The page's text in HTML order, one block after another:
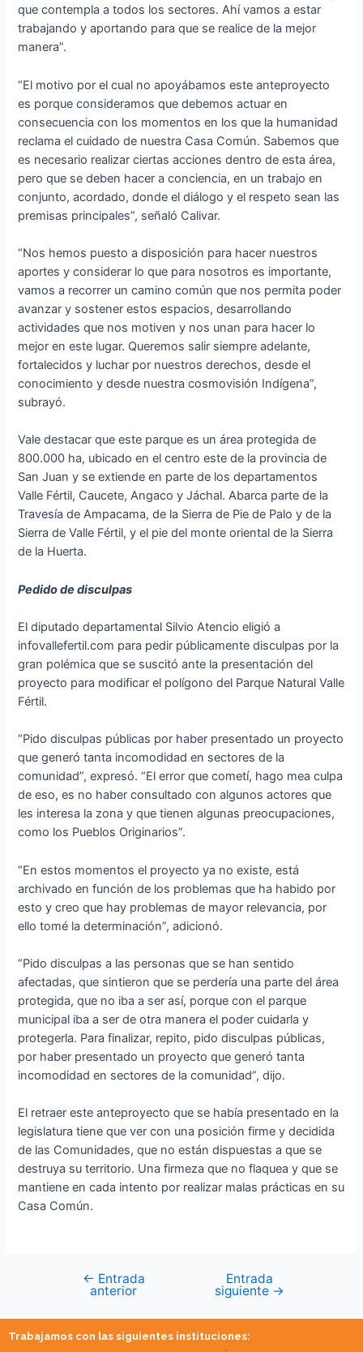
que contempla a todos los sectores. Ahí vamos a estar
trabajando y aportando para que se realice de la mejor
manera”.
“El motivo por el cual no apoyábamos este anteproyecto
es porque consideramos que debemos actuar en
consecuencia con los momentos en los que la humanidad
reclama el cuidado de nuestra Casa Común. Sabemos que
es necesario realizar ciertas acciones dentro de esta área,
pero que se deben hacer a conciencia, en un trabajo en
conjunto, acordado, donde el diálogo y el respeto sean las
premisas principales”, señaló Calivar.
“Nos hemos puesto a disposición para hacer nuestros
aportes y considerar lo que para nosotros es importante,
vamos a recorrer un camino común que nos permita poder
avanzar y sostener estos espacios, desarrollando
actividades que nos motiven y nos unan para hacer lo
mejor en este lugar. Queremos salir siempre adelante,
fortalecidos y luchar por nuestros derechos, desde el
conocimiento y desde nuestra cosmovisión Indígena”,
subrayó.
Vale destacar que este parque es un área protegida de
800.000 ha, ubicado en el centro este de la provincia de
San Juan y se extiende en parte de los departamentos
Valle Fértil, Caucete, Angaco y Jáchal. Abarca parte de la
Travesía de Ampacama, de la Sierra de Pie de Palo y de la
Sierra de Valle Fértil, y el pie del monte oriental de la Sierra
de la Huerta.
Pedido de disculpas
El diputado departamental Silvio Atencio eligió a
infovallefertil.com para pedir públicamente disculpas por la
gran polémica que se suscitó ante la presentación del
proyecto para modificar el polígono del Parque Natural Valle
Fértil.
“Pido disculpas públicas por haber presentado un proyecto
que generó tanta incomodidad en sectores de la
comunidad”, expresó. “El error que cometí, hago mea culpa
de eso, es no haber consultado con algunos actores que
les interesa la zona y que tienen algunas preocupaciones,
como los Pueblos Originarios”.
“En estos momentos el proyecto ya no existe, está
archivado en función de los problemas que ha habido por
esto y creo que hay problemas de mayor relevancia, por
ello tomé la determinación”, adicionó.
“Pido disculpas a las personas que se han sentido
afectadas, que sintieron que se perdería una parte del área
protegida, que no iba a ser así, porque con el parque
municipal iba a ser de otra manera el poder cuidarla y
protegerla. Para finalizar, repito, pido disculpas públicas,
por haber presentado un proyecto que generó tanta
incomodidad en sectores de la comunidad”, dijo.
El retraer este anteproyecto que se había presentado en la
legislatura tiene que ver con una posición firme y decidida
de las Comunidades, que no están dispuestas a que se
destruya su territorio. Una firmeza que no flaquea y que se
mantiene en cada intento por realizar malas prácticas en su
Casa Común.
← Entrada
anterior
Entrada
siguiente →
Trabajamos con las siguientes instituciones: